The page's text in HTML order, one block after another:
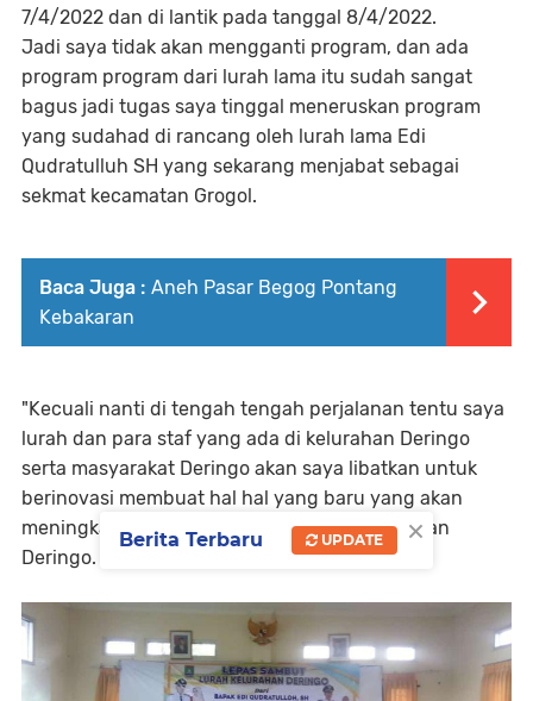
7/4/2022 dan di lantik pada tanggal 8/4/2022.
Jadi saya tidak akan mengganti program, dan ada
program program dari lurah lama itu sudah sangat
bagus jadi tugas saya tinggal meneruskan program
yang sudahad di rancang oleh lurah lama Edi
Qudratulluh SH yang sekarang menjabat sebagai
sekmat kecamatan Grogol.
Baca Juga : Aneh Pasar Begog Pontang
Kebakaran
"Kecuali nanti di tengah tengah perjalanan tentu saya
lurah dan para staf yang ada di kelurahan Deringo
serta masyarakat Deringo akan saya libatkan untuk
berinovasi membuat hal hal yang baru yang akan
meningkat kesejahteraan masyarakat kelurahan
Deringo.
×
Berita Terbaru UPDATE